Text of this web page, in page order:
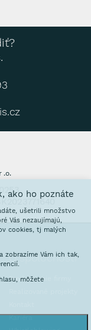
.o.
O spoločnosti
Predstavenie firmy
Kariéra
ako ho poznáte
ušetrili množstvo
Vás nezaujímajú,
cookies, tj malých
zobrazíme Vám ich tak,
môžete